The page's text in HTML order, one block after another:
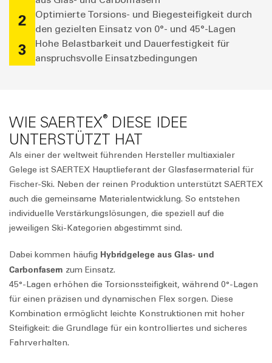
2
Optimierte Torsions- und Biegesteifigkeit durch
den gezielten Einsatz von 0°- und 45°-Lagen
3
Hohe Belastbarkeit und Dauerfestigkeit für
anspruchsvolle Einsatzbedingungen
WIE SAERTEX® DIESE IDEE
UNTERSTÜTZT HAT
Als einer der weltweit führenden Hersteller multiaxialer
Gelege ist SAERTEX Hauptlieferant der Glasfasermaterial für
Fischer-Ski. Neben der reinen Produktion unterstützt SAERTEX
auch die gemeinsame Materialentwicklung. So entstehen
individuelle Verstärkungslösungen, die speziell auf die
jeweiligen Ski-Kategorien abgestimmt sind.
Dabei kommen häufig Hybridgelege aus Glas- und
Carbonfasern zum Einsatz.
45°-Lagen erhöhen die Torsionssteifigkeit, während 0°-Lagen
für einen präzisen und dynamischen Flex sorgen. Diese
Kombination ermöglicht leichte Konstruktionen mit hoher
Steifigkeit: die Grundlage für ein kontrolliertes und sicheres
Fahrverhalten.